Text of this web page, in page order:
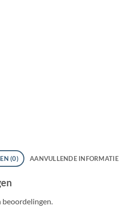
(0) AANVULLENDE INFORMATIE
beoordelingen.